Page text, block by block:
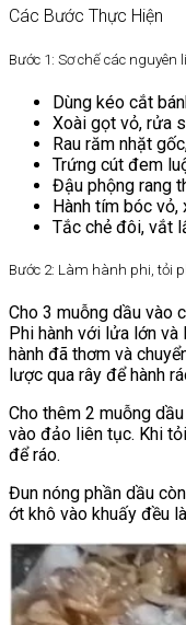
Các Bước Thực Hiện
Bước 1: Sơ chế các nguyên
Dùng kéo cắt
Xoài gọt vỏ, rửa
Rau răm nhặt
Trứng cút đem
Đậu phộng rang
Hành tím bóc vỏ,
Tắc chẻ đôi, vắt
Bước 2: Làm hành phi, tỏi
Cho 3 muỗng dầu vào
Phi hành với lửa lớn
hành đã thơm và
lược qua rây để hành
Cho thêm 2 muỗng
vào đảo liên tục. Khi
để ráo.
Đun nóng phần dầu
ớt khô vào khuấy đều